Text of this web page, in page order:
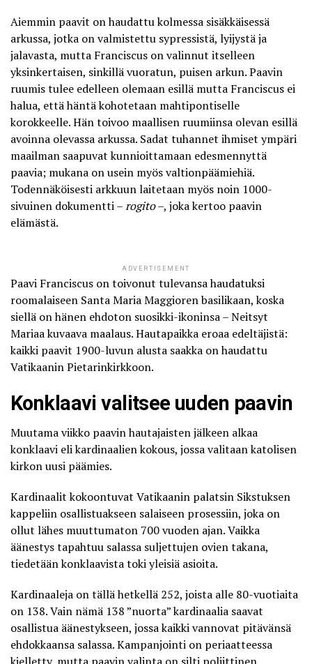
Aiemmin paavit on haudattu kolmessa sisäkkäisessä
arkussa, jotka on valmistettu sypressistä, lyijystä ja
jalavasta, mutta Franciscus on valinnut itselleen
yksinkertaisen, sinkillä vuoratun, puisen arkun. Paavin
ruumis tulee edelleen olemaan esillä mutta Franciscus ei
halua, että häntä kohotetaan mahtipontiselle
korokkeelle. Hän toivoo maallisen ruumiinsa olevan esillä
avoinna olevassa arkussa. Sadat tuhannet ihmiset ympäri
maailman saapuvat kunnioittamaan edesmennyttä
paavia; mukana on usein myös valtionpäämiehiä.
Todennäköisesti arkkuun laitetaan myös noin 1000-
sivuinen dokumentti –rogito–, joka kertoo paavin
elämästä.
ADVERTISEMENT
Paavi Franciscus on toivonut tulevansa haudatuksi
roomalaiseen Santa Maria Maggioren basilikaan, koska
siellä on hänen ehdoton suosikki-ikoninsa – Neitsyt
Mariaa kuvaava maalaus. Hautapaikka eroaa edeltäjistä:
kaikki paavit 1900-luvun alusta saakka on haudattu
Vatikaanin Pietarinkirkkoon.
Konklaavi valitsee uuden paavin
Muutama viikko paavin hautajaisten jälkeen alkaa
konklaavi eli kardinaalien kokous, jossa valitaan katolisen
kirkon uusi päämies.
Kardinaalit kokoontuvat Vatikaanin palatsin Sikstuksen
kappeliin osallistuakseen salaiseen prosessiin, joka on
ollut lähes muuttumaton 700 vuoden ajan. Vaikka
äänestys tapahtuu salassa suljettujen ovien takana,
tiedetään konklaavista toki yleisiä asioita.
Kardinaaleja on tällä hetkellä 252, joista alle 80-vuotiaita
on 138. Vain nämä 138 ”nuorta” kardinaalia saavat
osallistua äänestykseen, jossa kaikki vannovat pitävänsä
ehdokkaansa salassa. Kampanjointi on periaatteessa